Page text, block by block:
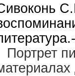
Портрет